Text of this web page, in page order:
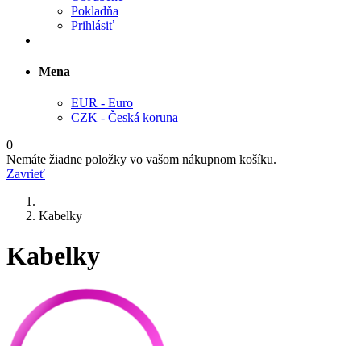
Pokladňa
Prihlásiť
Mena
EUR - Euro
CZK - Česká koruna
0
Nemáte žiadne položky vo vašom nákupnom košíku.
Zavrieť
Kabelky
Kabelky